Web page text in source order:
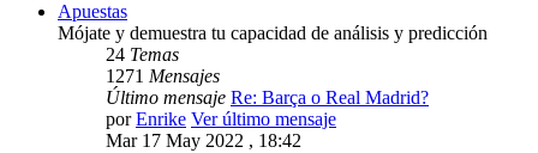
Apuestas
Mójate y demuestra tu capacidad de análisis y predicción
24 Temas
1271 Mensajes
Último mensaje Re: Barça o Real Madrid?
porEnrike Ver último mensaje
Mar 17 May 2022 , 18:42